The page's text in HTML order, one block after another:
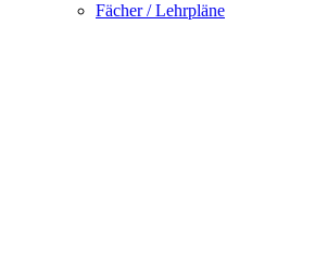
Fächer / Lehrpläne